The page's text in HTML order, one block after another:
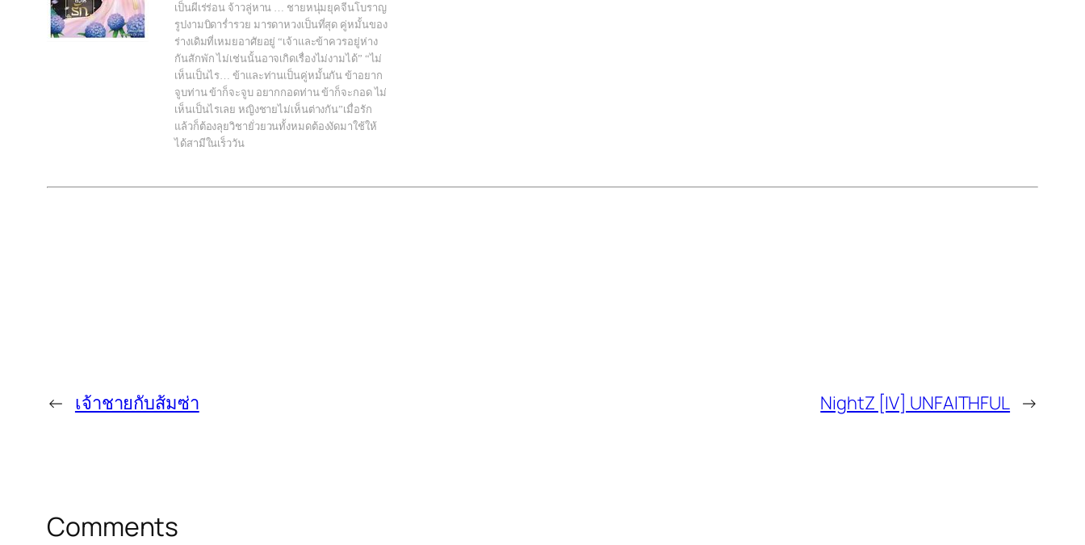
เป็นผีเร่ร่อน จ้าวลู่หาน … ชายหนุ่มยุคจีนโบราญ
รูปงามบิดาร่ำรวย มารดาหวงเป็นที่สุด คู่หมั้นของ
ร่างเดิมที่เหมยอาศัยอยู่ “เจ้าและข้าควรอยู่ห่าง
กันสักพัก ไม่เช่นนั้นอาจเกิดเรื่องไม่งามได้” “ไม่
เห็นเป็นไร… ข้าและท่านเป็นคู่หมั้นกัน ข้าอยาก
จูบท่าน ข้าก็จะจูบ อยากกอดท่าน ข้าก็จะกอด ไม่
เห็นเป็นไรเลย หญิงชายไม่เห็นต่างกัน”เมื่อรัก
แล้วก็ต้องลุยวิชายั่วยวนทั้งหมดต้องงัดมาใช้ให้
ได้สามีในเร็ววัน
← เจ้าชายกับส้มซ่า NightZ [IV] UNFAITHFUL →
Comments